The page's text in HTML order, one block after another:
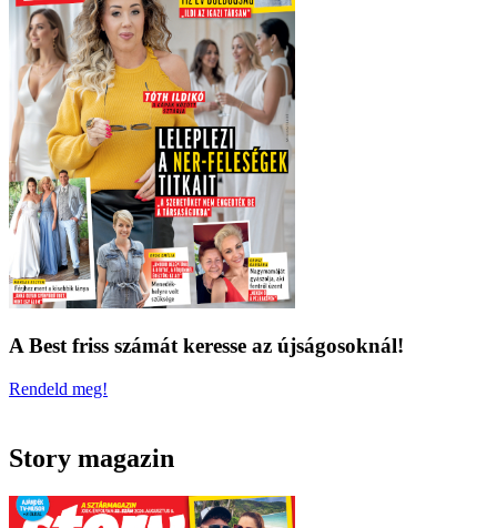
A Best friss számát keresse az újságosoknál!
Rendeld meg!
Story magazin